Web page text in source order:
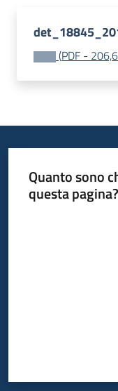
(PDF -
Quanto sono
questa pagina?